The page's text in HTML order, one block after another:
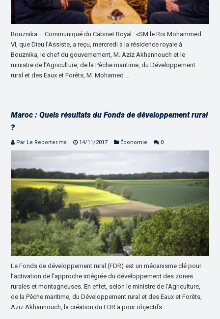
Bouznika – Communiqué du Cabinet Royal : «SM le Roi Mohammed
VI, que Dieu l’Assiste, a reçu, mercredi à la résidence royale à
Bouznika, le chef du gouvernement, M. Aziz Akhannouch et le
ministre de l’Agriculture, de la Pêche maritime, du Développement
rural et des Eaux et Forêts, M. Mohamed …
Maroc : Quels résultats du Fonds de développement rural
?
Par Le Reporter.ma 14/11/2017 Économie 0
Le Fonds de développement rural (FDR) est un mécanisme clé pour
l’activation de l’approche intégrée du développement des zones
rurales et montagneuses. En effet, selon le ministre de l’Agriculture,
de la Pêche maritime, du Développement rural et des Eaux et Forêts,
Aziz Akhannouch, la création du FDR a pour objectifs …